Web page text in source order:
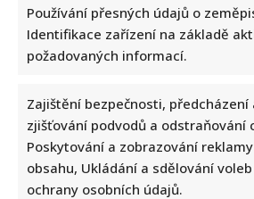
Používání přesných údajů o
Identifikace zařízení na základě
požadovaných informací.
Zajištění bezpečnosti, předcházení
zjišťování podvodů a odstraňování
Poskytování a zobrazování
obsahu, Ukládání a sdělování voleb
ochrany osobních údajů.
Fotokvíz o českých hercích: 10
slavné tváře domácího filmu opravdu